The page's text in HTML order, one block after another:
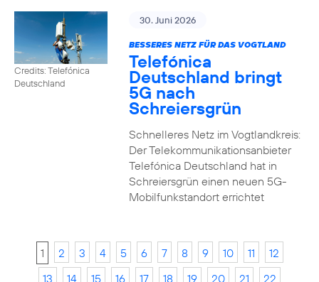
Credits: Telefónica
Deutschland
30. Juni 2026
BESSERES NETZ FÜR DAS VOGTLAND
Telefónica
Deutschland bringt
5G nach
Schreiersgrün
Schnelleres Netz im Vogtlandkreis:
Der Telekommunikationsanbieter
Telefónica Deutschland hat in
Schreiersgrün einen neuen 5G-
Mobilfunkstandort errichtet
1 2 3 4 5 6 7 8 9 10 11
12
13
14 15 16 17 18 19 20 21 22